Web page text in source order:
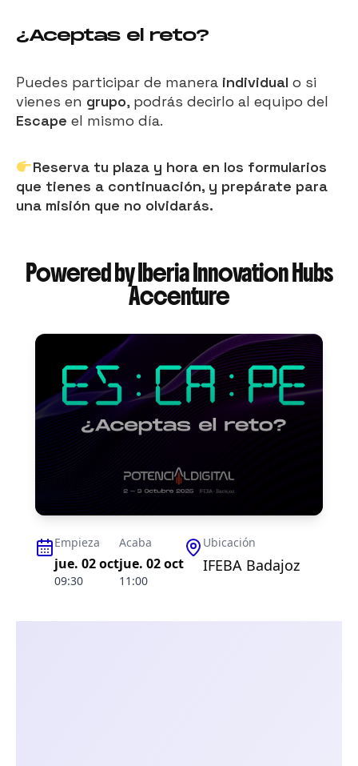
¿Aceptas el reto?
Puedes participar de manera individual o si
vienes en grupo, podrás decirlo al equipo del
Escape el mismo día.
Reserva tu plaza y hora en los formularios
que tienes a continuación, y prepárate para
una misión que no olvidarás.
Powered by Iberia Innovation Hubs
Accenture